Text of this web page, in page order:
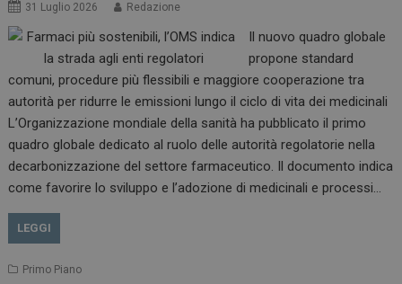
31 Luglio 2026 Redazione
Il nuovo quadro globale
propone standard
comuni, procedure più flessibili e maggiore cooperazione tra
autorità per ridurre le emissioni lungo il ciclo di vita dei medicinali
L’Organizzazione mondiale della sanità ha pubblicato il primo
quadro globale dedicato al ruolo delle autorità regolatorie nella
decarbonizzazione del settore farmaceutico. Il documento indica
come favorire lo sviluppo e l’adozione di medicinali e processi…
LEGGI
Primo Piano
www.dailyhealthindustry.it